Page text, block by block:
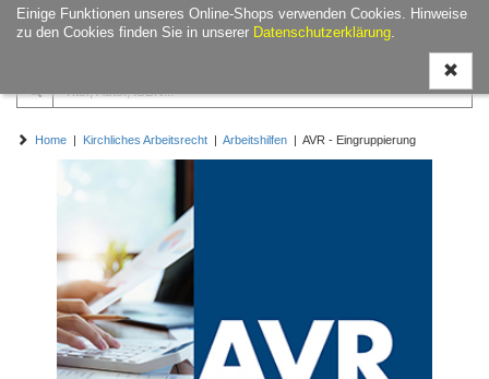
Einige Funktionen unseres Online-Shops verwenden Cookies. Hinweise
zu den Cookies finden Sie in unserer Datenschutzerklärung.
ein-/
Home | Kirchliches Arbeitsrecht | Arbeitshilfen | AVR - Eingruppierung